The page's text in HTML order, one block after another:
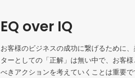
EQ over IQ
お客様のビジネスの成功に繋げるために
ターとしての「正解」は無い中で、お客
べきアクションを考えていくことは重要